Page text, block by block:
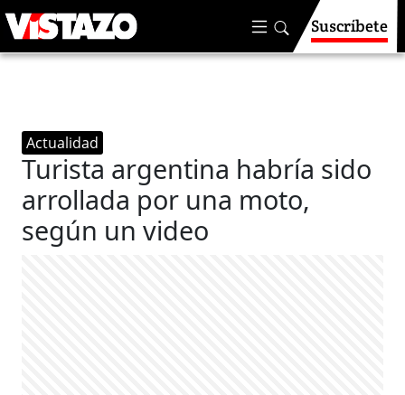
Suscríbete
Actualidad
Turista argentina habría sido
arrollada por una moto,
según un video